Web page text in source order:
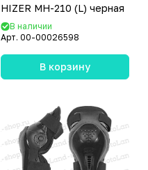
HIZER MH-210 (L) черная
В наличии
Арт. 00-00026598
В корзину